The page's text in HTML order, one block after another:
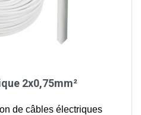
2x0,75mm²
de câbles électriques